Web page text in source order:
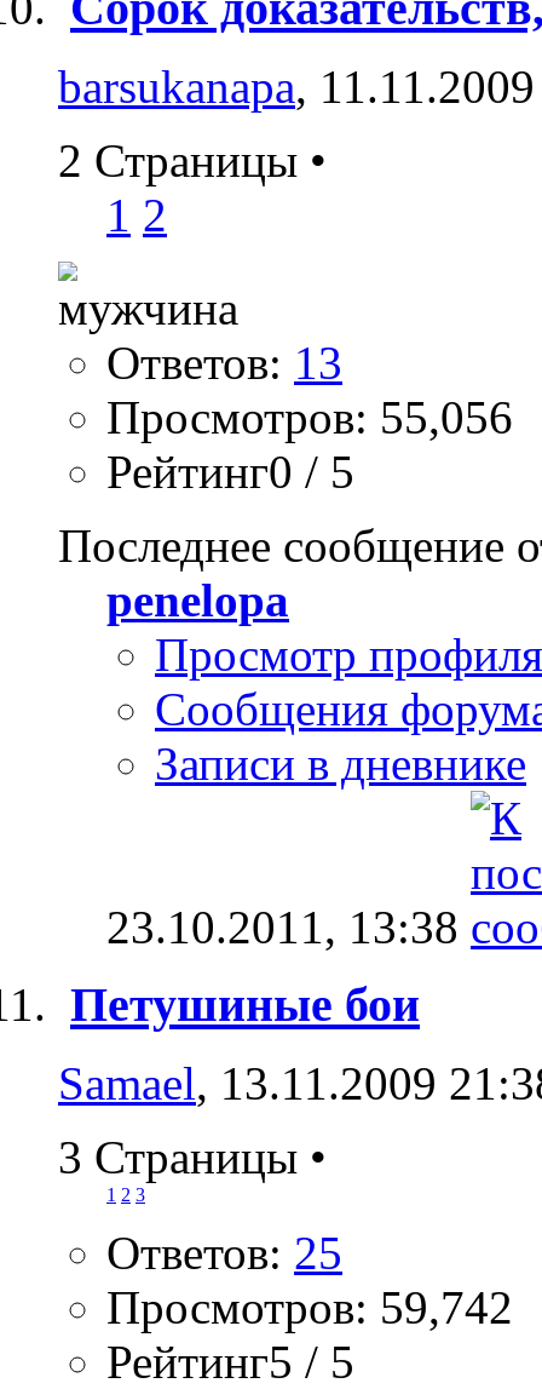
barsukanapa,
2 Страницы •
1 2
Ответов: 13
Просмотров: 55,056
Рейтинг0 / 5
Последнее сообщение
penelopa
Просмотр профиля
Сообщения
Записи в дневнике
23.10.2011, 13:38
Петушиные бои
Samael, 13.11.2009
3 Страницы •
1 2 3
Ответов: 25
Просмотров: 59,742
Рейтинг5 / 5